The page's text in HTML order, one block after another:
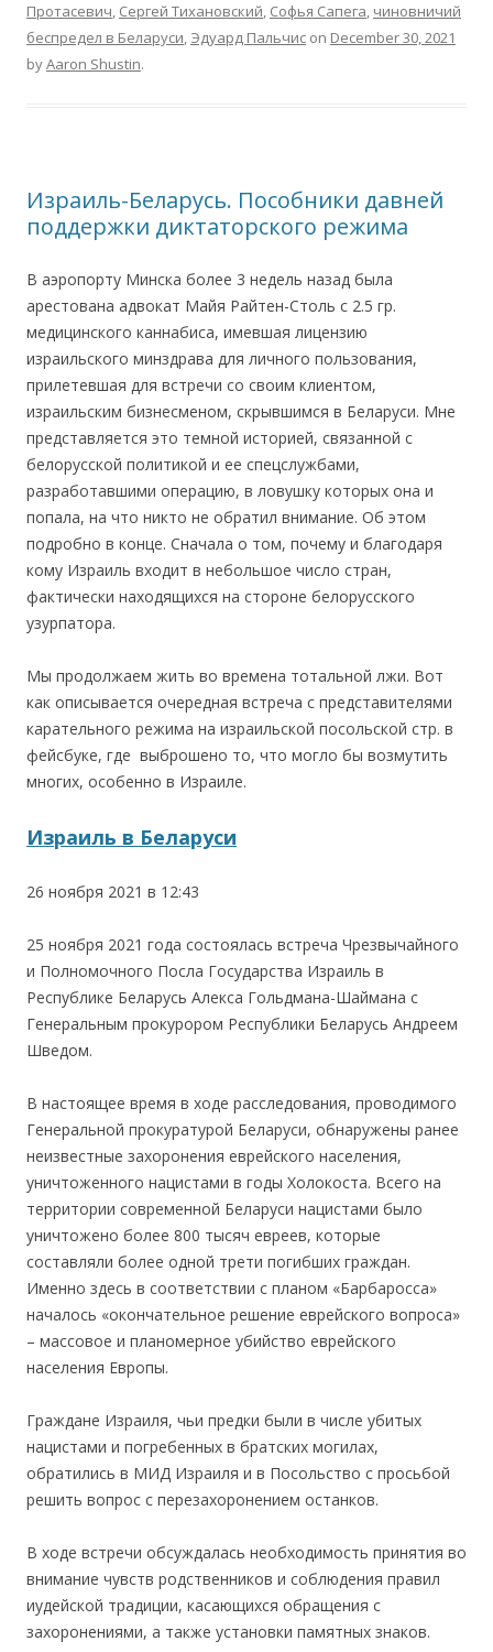
Протасевич, Сергей Тихановский, Софья Сапега, чиновничий
беспредел в Беларуси, Эдуард Пальчис on December 30, 2021
byAaron Shustin.
Израиль-Беларусь. Пособники давней
поддержки диктаторского режима
В аэропорту Минска более 3 недель назад была
арестована адвокат Майя Райтен-Столь с 2.5 гр.
медицинского каннабиса, имевшая лицензию
израильского минздрава для личного пользования,
прилетевшая для встречи со своим клиентом,
израильским бизнесменом, скрывшимся в Беларуси. Мне
представляется это темной историей, связанной с
белорусской политикой и ее спецслужбами,
разработавшими операцию, в ловушку которых она и
попала, на что никто не обратил внимание. Об этом
подробно в конце. Сначала о том, почему и благодаря
кому Израиль входит в небольшое число стран,
фактически находящихся на стороне белорусского
узурпатора.
Мы продолжаем жить во времена тотальной лжи. Вот
как описывается очередная встреча с представителями
карательного режима на израильской посольской стр. в
фейсбуке, где выброшено то, что могло бы возмутить
многих, особенно в Израиле.
Израиль в Беларуси
26 ноября 2021 в 12:43
25 ноября 2021 года состоялась встреча Чрезвычайного
и Полномочного Посла Государства Израиль в
Республике Беларусь Алекса Гольдмана-Шаймана с
Генеральным прокурором Республики Беларусь Андреем
Шведом.
В настоящее время в ходе расследования, проводимого
Генеральной прокуратурой Беларуси, обнаружены ранее
неизвестные захоронения еврейского населения,
уничтоженного нацистами в годы Холокоста. Всего на
территории современной Беларуси нацистами было
уничтожено более 800 тысяч евреев, которые
составляли более одной трети погибших граждан.
Именно здесь в соответствии с планом «Барбаросса»
началось «окончательное решение еврейского вопроса»
– массовое и планомерное убийство еврейского
населения Европы.
Граждане Израиля, чьи предки были в числе убитых
нацистами и погребенных в братских могилах,
обратились в МИД Израиля и в Посольство с просьбой
решить вопрос с перезахоронением останков.
В ходе встречи обсуждалась необходимость принятия во
внимание чувств родственников и соблюдения правил
иудейской традиции, касающихся обращения с
захоронениями, а также установки памятных знаков.